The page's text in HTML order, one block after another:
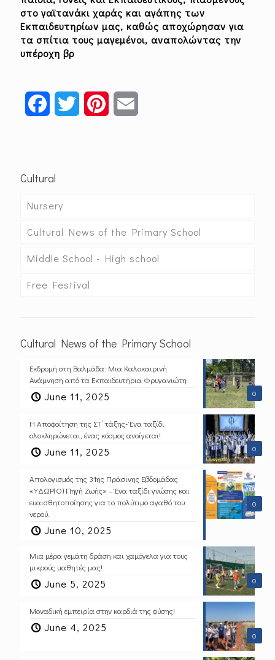
στο γαϊτανάκι χαράς και αγάπης των
Εκπαιδευτηρίων μας, καθώς αποχώρησαν για
τα σπίτια τους μαγεμένοι, αναπολώντας την
υπέροχη βρ
FacebookTwitter Pinterest
Cultural
Nursery
Cultural News of the Primary School
Middle School - High school
Free Festival
Cultural News of the Primary School
0
Εκδρομή στη Βαλμάδα: Μια Καλοκαιρινή
Ανάμνηση από τα Εκπαιδευτήρια Φρυγανιώτη
June 11, 2025
0
Η Αποφοίτηση της ΣΤ΄ τάξης- Ένα ταξίδι
ολοκληρώνεται, ένας κόσμος ανοίγεται!
June 11, 2025
0
Απολογισμός της 31ης Πράσινης Εβδομάδας
«ΥΔΩΡ(Ο) Πηγή Ζωής» – Ένα ταξίδι γνώσης και
ευαισθητοποίησης για το πολύτιμο αγαθό του
νερού.
June 10, 2025
0
Μια μέρα γεμάτη δράση και χαμόγελα για τους
μικρούς μαθητές μας!
June 5, 2025
0
Μοναδική εμπειρία στην καρδιά της φύσης!
June 4, 2025